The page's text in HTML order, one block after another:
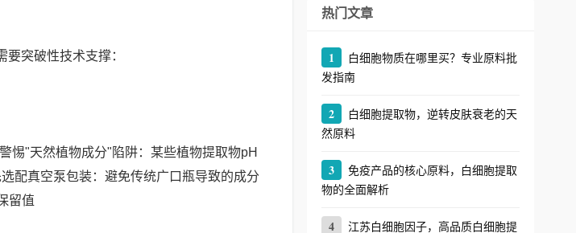
突破性技术支撑：
惕"天然植物成分"陷阱：某些植物提取物pH
配真空泵包装：避免传统广口瓶导致的成分
留值
热门文章
1
白细胞物质在哪里买？专业原料批
发指南
2
白细胞提取物，逆转皮肤衰老的天
然原料
3
免疫产品的核心原料，白细胞提取
物的全面解析
4
江苏白细胞因子，高品质白细胞提